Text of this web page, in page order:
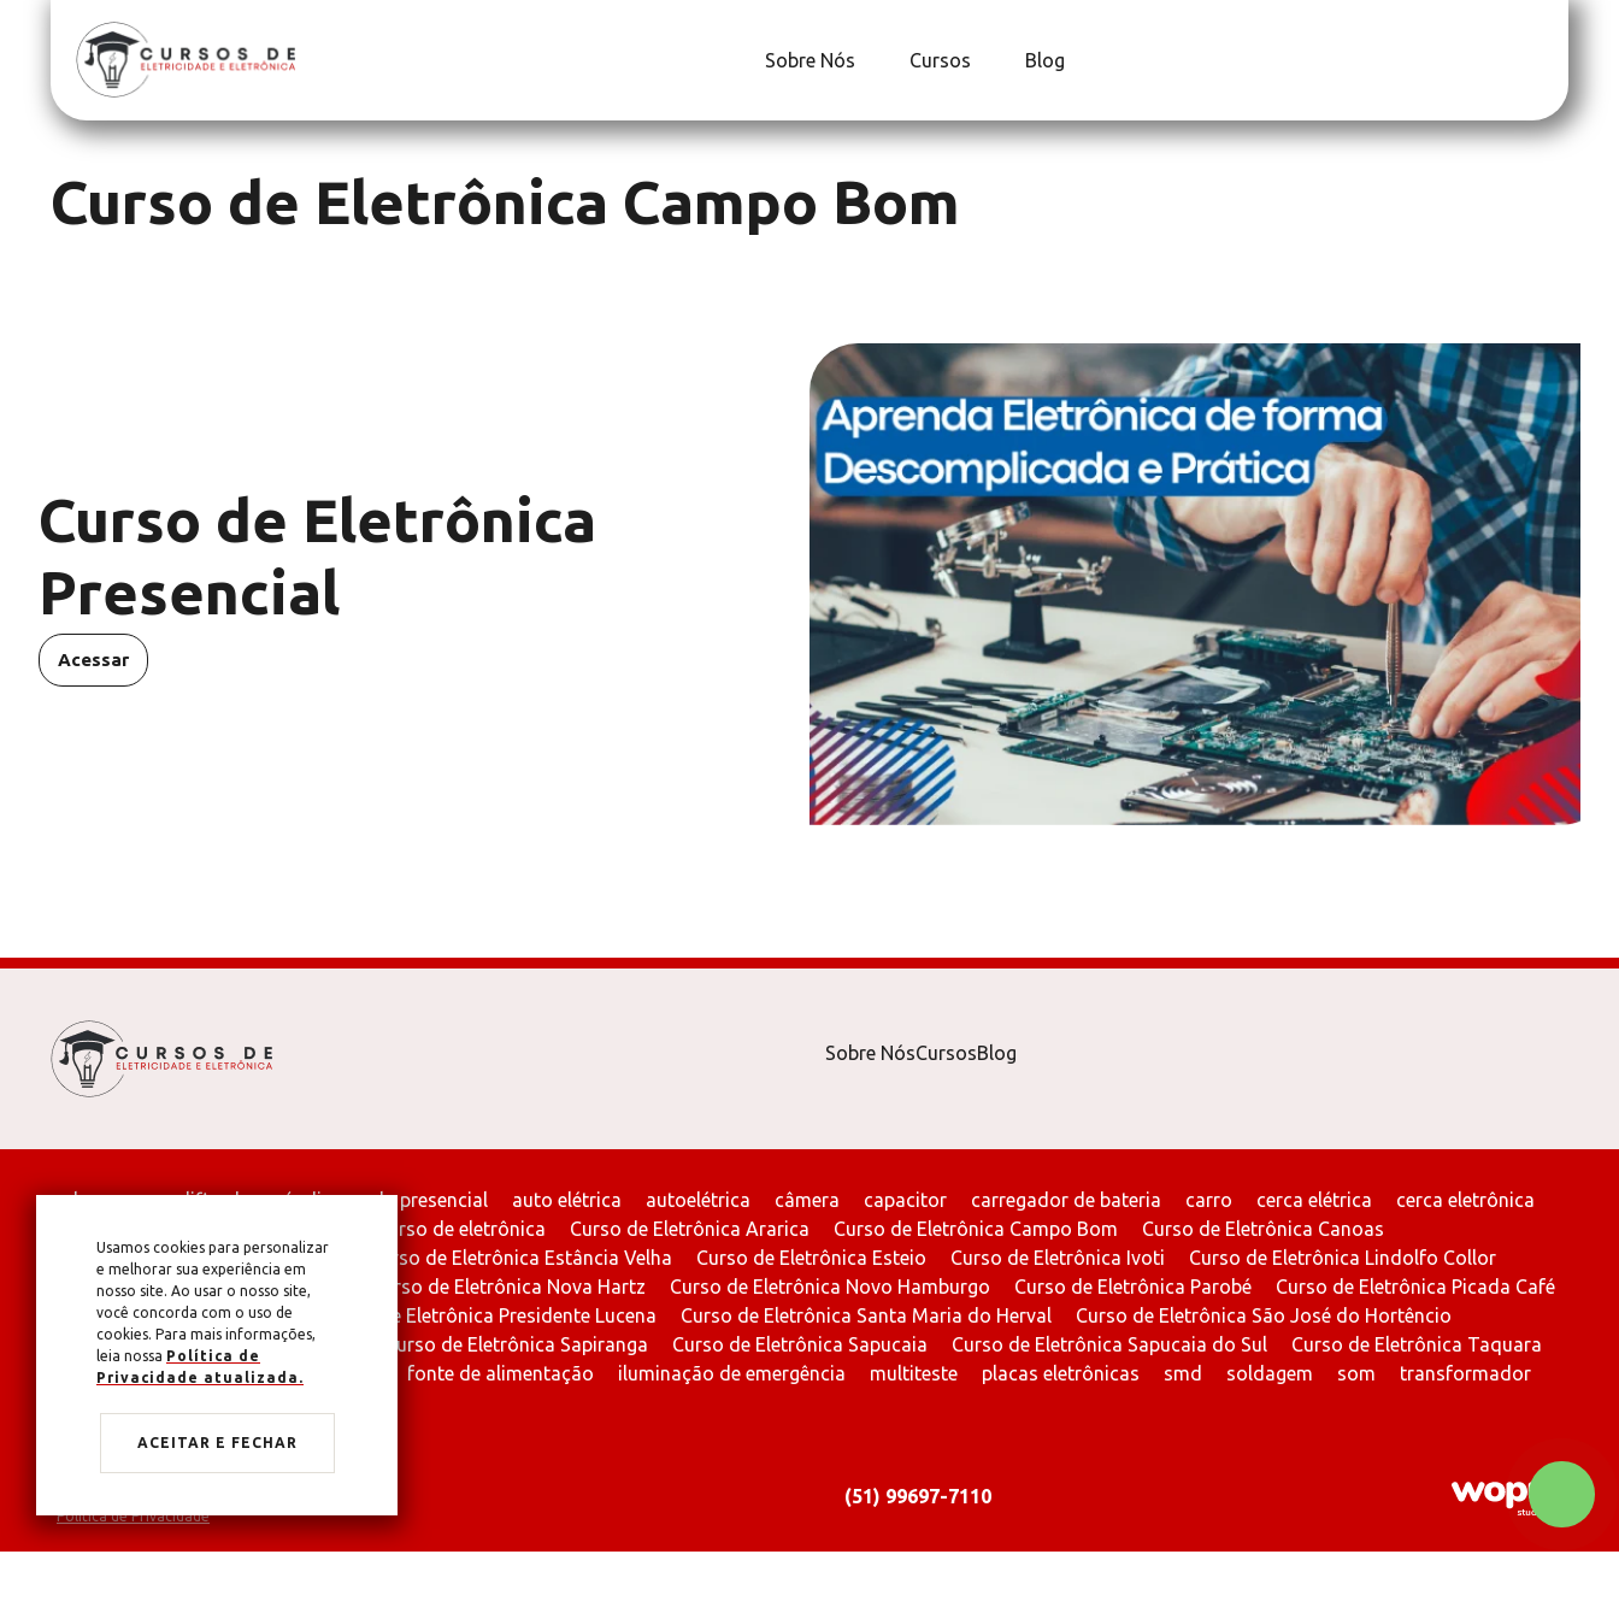
Sobre Nós Cursos Blog
Curso de Eletrônica Campo Bom
Curso de Eletrônica
Presencial
Acessar
Sobre NósCursosBlog
alarme amplificador áudio aula presencial auto elétrica autoelétrica câmera capacitor carregador de bateria carro cerca elétrica
cerca eletrônica
curso de eletrônica Curso de Eletrônica Ararica Curso de Eletrônica Campo Bom
Curso de Eletrônica Canoas
Curso de Eletrônica Dois Irmãos
Curso de Eletrônica Estância Velha Curso de Eletrônica Esteio Curso de Eletrônica Ivoti
Curso de Eletrônica Lindolfo Collor
curso de eletrônica morro reuter
Curso de Eletrônica Nova Hartz Curso de Eletrônica Novo Hamburgo Curso de Eletrônica Parobé
Curso de Eletrônica Picada Café
Curso de Eletrônica Portão
Curso de Eletrônica Presidente Lucena Curso de Eletrônica Santa Maria do Herval
Curso de Eletrônica São José do Hortêncio
Curso de Eletrônica São Leopoldo
Curso de Eletrônica Sapiranga Curso de Eletrônica Sapucaia Curso de Eletrônica Sapucaia do Sul
Curso de Eletrônica Taquara
diodo
Eletrônica ferro de soldar fonte de alimentação iluminação de emergência multiteste placas eletrônicas smd soldagem som
transformador
Cursos de Eletricidade e Eletrônica
Política de Privacidade
(51) 99697-7110
Usamos cookies para personalizar
e melhorar sua experiência em
nosso site. Ao usar o nosso site,
você concorda com o uso de
cookies. Para mais informações,
leia nossa Política de
Privacidade atualizada.
ACEITAR E FECHAR